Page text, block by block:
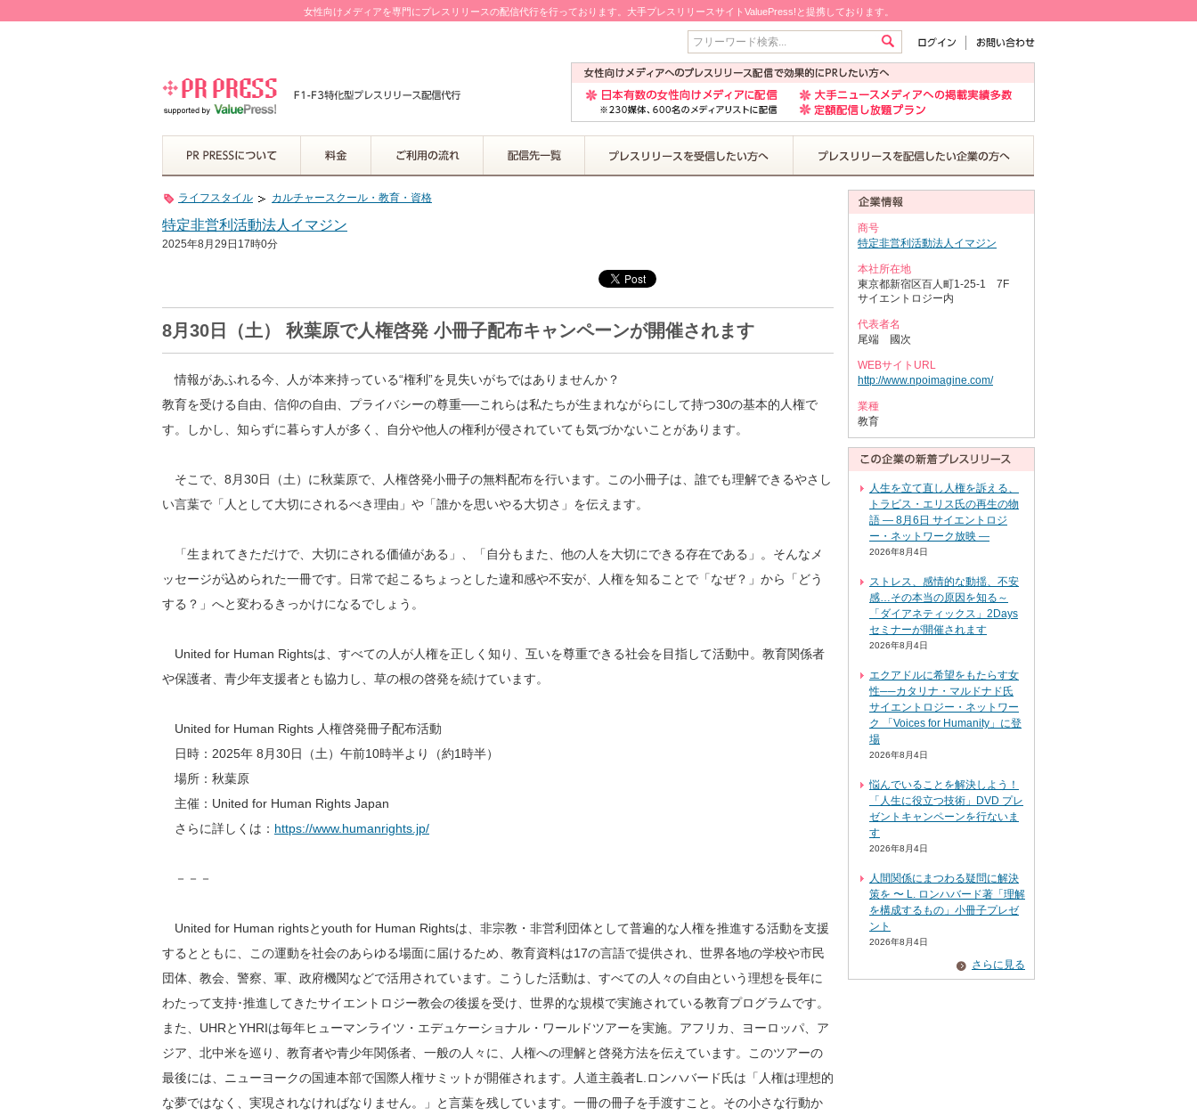
女性向けメディアを専門にプレスリリースの配信代行を行っております。大手プレスリリースサイトValuePress!と提携しております。
フリーワード検索...
ライフスタイル カルチャースクール・教育・資格
特定非営利活動法人イマジン
2025年8月29日17時0分
8月30日（土） 秋葉原で人権啓発 小冊子配布キャンペーンが開催されます
情報があふれる今、人が本来持っている“権利”を見失いがちではありませんか？
教育を受ける自由、信仰の自由、プライバシーの尊重──これらは私たちが生まれながらにして持つ30の基本的人権で
す。しかし、知らずに暮らす人が多く、自分や他人の権利が侵されていても気づかないことがあります。
そこで、8月30日（土）に秋葉原で、人権啓発小冊子の無料配布を行います。この小冊子は、誰でも理解できるやさし
い言葉で「人として大切にされるべき理由」や「誰かを思いやる大切さ」を伝えます。
「生まれてきただけで、大切にされる価値がある」、「自分もまた、他の人を大切にできる存在である」。そんなメ
ッセージが込められた一冊です。日常で起こるちょっとした違和感や不安が、人権を知ることで「なぜ？」から「どう
する？」へと変わるきっかけになるでしょう。
United for Human Rightsは、すべての人が人権を正しく知り、互いを尊重できる社会を目指して活動中。教育関係者
や保護者、青少年支援者とも協力し、草の根の啓発を続けています。
United for Human Rights 人権啓発冊子配布活動
日時：2025年 8月30日（土）午前10時半より（約1時半）
場所：秋葉原
主催：United for Human Rights Japan
さらに詳しくは： https://www.humanrights.jp/
－－－
United for Human rightsとyouth for Human Rightsは、非宗教・非営利団体として普遍的な人権を推進する活動を支援
するとともに、この運動を社会のあらゆる場面に届けるため、教育資料は17の言語で提供され、世界各地の学校や市民
団体、教会、警察、軍、政府機関などで活用されています。こうした活動は、すべての人々の自由という理想を長年に
わたって支持･推進してきたサイエントロジー教会の後援を受け、世界的な規模で実施されている教育プログラムです。
また、UHRとYHRIは毎年ヒューマンライツ・エデュケーショナル・ワールドツアーを実施。アフリカ、ヨーロッパ、ア
ジア、北中米を巡り、教育者や青少年関係者、一般の人々に、人権への理解と啓発方法を伝えています。このツアーの
最後には、ニューヨークの国連本部で国際人権サミットが開催されます。人道主義者L.ロンハバード氏は「人権は理想的
な夢ではなく、実現されなければなりません。」と言葉を残しています。一冊の冊子を手渡すこと。その小さな行動か
商号
特定非営利活動法人イマジン
本社所在地
東京都新宿区百人町1-25-1 7F
サイエントロジー内
代表者名
尾端 國次
WEBサイトURL
http://www.npoimagine.com/
業種
教育
人生を立て直し人権を訴える、
トラビス・エリス氏の再生の物
語 ― 8月6日 サイエントロジ
ー・ネットワーク放映 ―
2026年8月4日
ストレス、感情的な動揺、不安
感…その本当の原因を知る～
「ダイアネティックス」2Days
セミナーが開催されます
2026年8月4日
エクアドルに希望をもたらす女
性──カタリナ・マルドナド氏
サイエントロジー・ネットワー
ク 「Voices for Humanity」に登
場
2026年8月4日
悩んでいることを解決しよう！
「人生に役立つ技術」DVD プレ
ゼントキャンペーンを行ないま
す
2026年8月4日
人間関係にまつわる疑問に解決
策を 〜 L. ロンハバード著「理解
を構成するもの」小冊子プレゼ
ント
2026年8月4日
さらに見る